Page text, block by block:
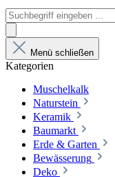
Menü schließen
Kategorien
Muschelkalk
Naturstein
Keramik
Baumarkt
Erde & Garten
Bewässerung
Deko